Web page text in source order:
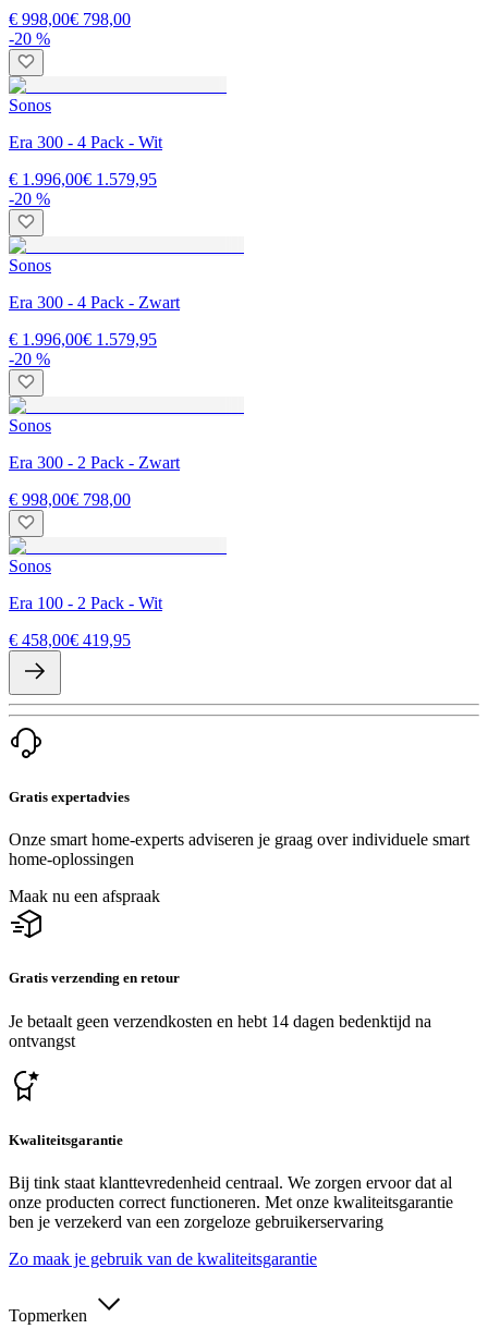
€ 998,00€ 798,00
-20 %
Sonos
Era 300 - 4 Pack - Wit
€ 1.996,00€ 1.579,95
-20 %
Sonos
Era 300 - 4 Pack - Zwart
€ 1.996,00€ 1.579,95
-20 %
Sonos
Era 300 - 2 Pack - Zwart
€ 998,00€ 798,00
Sonos
Era 100 - 2 Pack - Wit
€ 458,00€ 419,95
Gratis expertadvies
Onze smart home-experts adviseren je graag over individuele smart
home-oplossingen
Maak nu een afspraak
Gratis verzending en retour
Je betaalt geen verzendkosten en hebt 14 dagen bedenktijd na
ontvangst
Kwaliteitsgarantie
Bij tink staat klanttevredenheid centraal. We zorgen ervoor dat al
onze producten correct functioneren. Met onze kwaliteitsgarantie
ben je verzekerd van een zorgeloze gebruikerservaring
Zo maak je gebruik van de kwaliteitsgarantie
Topmerken